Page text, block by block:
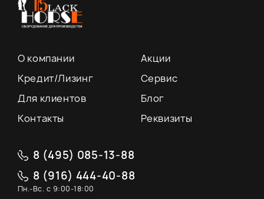
О компании
Акции
Кредит/Лизинг
Сервис
Для клиентов
Блог
Контакты
Реквизиты
8 (495) 085-13-88
8 (916) 444-40-88
Пн.-Вс. с 9:00-18:00